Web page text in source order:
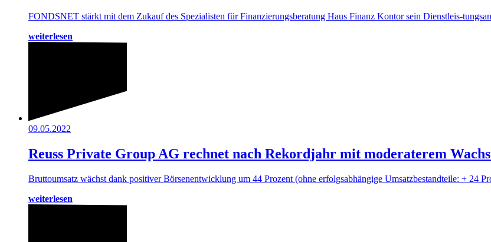
FONDSNET stärkt mit dem Zukauf des Spezialisten für Finanzierungsberatung Haus Finanz Kontor sein Dienstleis-
weiterlesen
09.05.2022
Reuss Private Group AG rechnet nach Rekordjahr mit moderaterem
Bruttoumsatz wächst dank positiver Börsenentwicklung um 44 Prozent (ohne erfolgsabhängige Umsatzbestandteile: + 24
weiterlesen